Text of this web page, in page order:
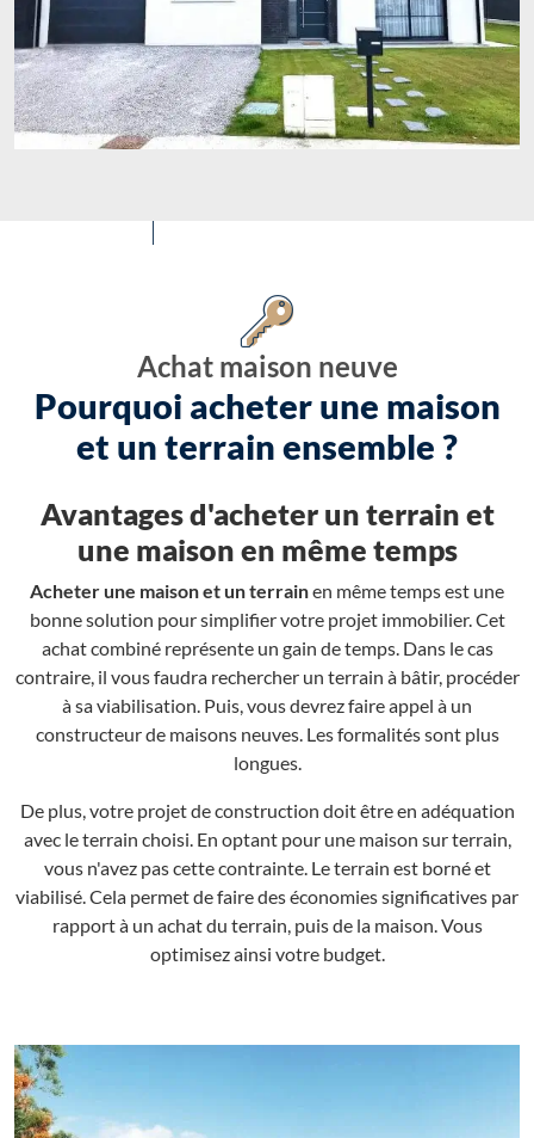
Achat maison neuve
Pourquoi acheter une maison
et un terrain ensemble ?
Avantages d'acheter un terrain et
une maison en même temps
Acheter une maison et un terrainen même temps est une
bonne solution pour simplifier votre projet immobilier. Cet
achat combiné représente un gain de temps. Dans le cas
contraire, il vous faudra rechercher un terrain à bâtir, procéder
à sa viabilisation. Puis, vous devrez faire appel à un
constructeur de maisons neuves. Les formalités sont plus
longues.
De plus, votre projet de construction doit être en adéquation
avec le terrain choisi. En optant pour une maison sur terrain,
vous n'avez pas cette contrainte. Le terrain est borné et
viabilisé. Cela permet de faire des économies significatives par
rapport à un achat du terrain, puis de la maison. Vous
optimisez ainsi votre budget.